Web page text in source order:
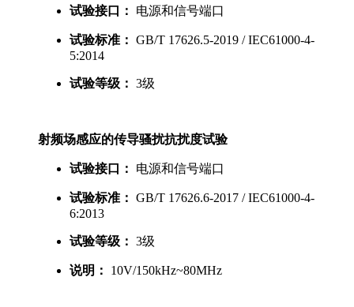
试验接口： 电源和信号端口
试验标准： GB/T 17626.5-2019 / IEC61000-4-
5:2014
试验等级： 3级
射频场感应的传导骚扰抗扰度试验
试验接口： 电源和信号端口
试验标准： GB/T 17626.6-2017 / IEC61000-4-
6:2013
试验等级： 3级
说明： 10V/150kHz~80MHz